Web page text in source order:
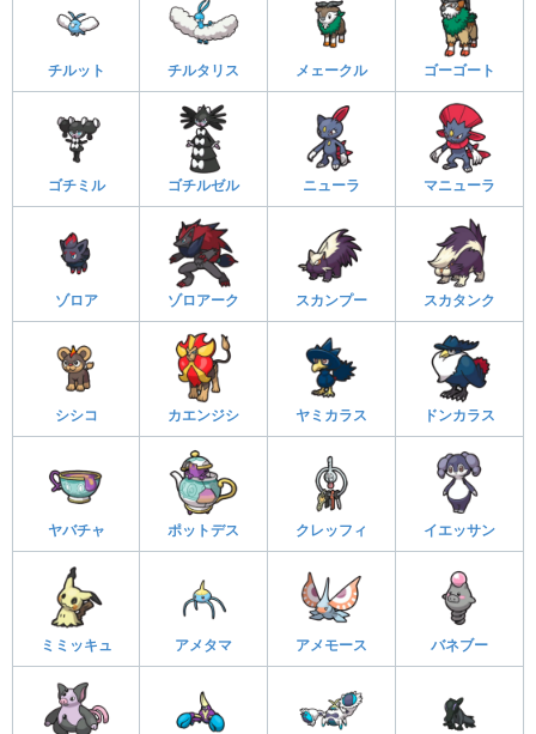
チルット チルタリス メェークル ゴーゴート
ゴチミル ゴチルゼル ニューラ マニューラ
ゾロア ゾロアーク スカンプー スカタンク
シシコ カエンジシ ヤミカラス ドンカラス
ヤバチャ ポットデス クレッフィ イエッサン
ミミッキュ アメタマ アメモース バネブー